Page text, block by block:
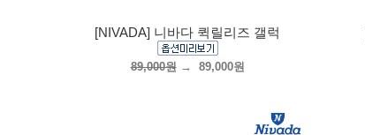
[NIVADA] 니바다 퀵릴리즈 갤럭
89,000원→ 89,000원